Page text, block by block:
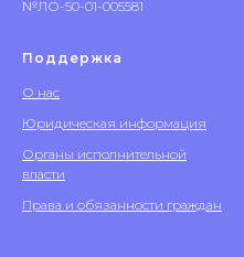
№ЛО-50-01-005581
Поддержка
О нас
Юридическая информация
Органы исполнительной
власти
Права и обязанности граждан